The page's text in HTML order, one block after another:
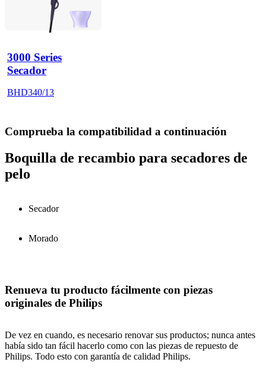
3000 Series
Secador
BHD340/13
Comprueba la compatibilidad a continuación
Boquilla de recambio para secadores de
pelo
Secador
Morado
Renueva tu producto fácilmente con piezas
originales de Philips
De vez en cuando, es necesario renovar sus productos; nunca antes
había sido tan fácil hacerlo como con las piezas de repuesto de
Philips. Todo esto con garantía de calidad Philips.